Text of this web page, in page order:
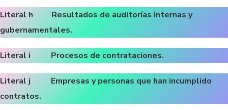
Literal h Resultados de auditorías internas y
gubernamentales.
Literal i Procesos de contrataciones.
Literal j Empresas y personas que han incumplido
contratos.